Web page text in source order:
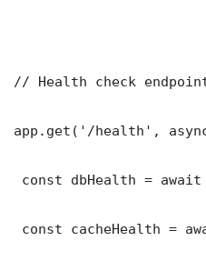
// Health check
app.get('/health',
const dbHealth =
const cacheHealth =